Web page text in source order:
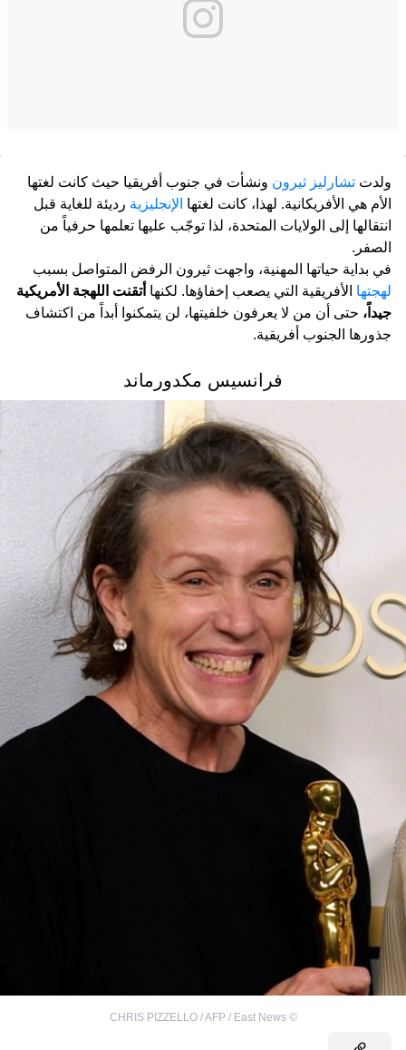
ولدت تشارليز ثيرون ونشأت في جنوب أفريقيا حيث كانت لغتها
الأم هي الأفريكانية. لهذا، كانت لغتها الإنجليزية رديئة للغاية قبل
انتقالها إلى الولايات المتحدة، لذا توجّب عليها تعلمها حرفياً من
الصفر.
في بداية حياتها المهنية، واجهت ثيرون الرفض المتواصل بسبب
لهجتها الأفريقية التي يصعب إخفاؤها. لكنها أتقنت اللهجة الأمريكية
جيداً، حتى أن من لا يعرفون خلفيتها، لن يتمكنوا أبداً من اكتشاف
جذورها الجنوب أفريقية.
فرانسيس مكدورماند
©
CHRIS PIZZELLO / AFP / East News